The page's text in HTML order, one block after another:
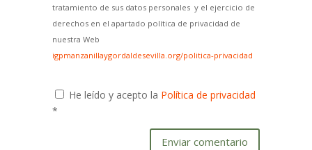
tratamiento de sus datos personales y el ejercicio de
derechos en el apartado política de privacidad de
nuestra Web
igpmanzanillaygordaldesevilla.org/politica-privacidad
He leído y acepto la Política de privacidad
*
Enviar comentario